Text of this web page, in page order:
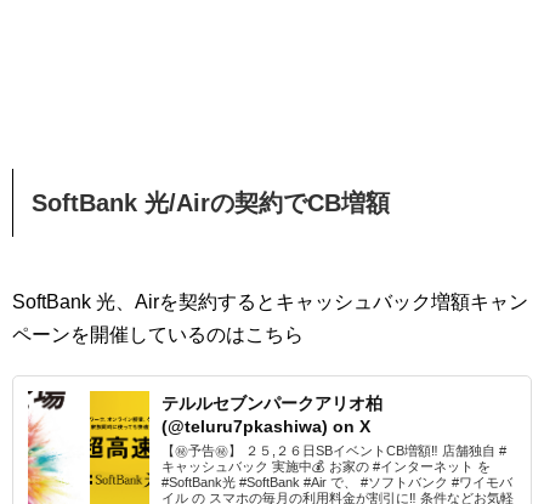
SoftBank 光/Airの契約でCB増額
SoftBank 光、Airを契約するとキャッシュバック増額キャン
ペーンを開催しているのはこちら
テルルセブンパークアリオ柏
(@teluru7pkashiwa) on X
【㊙予告㊙】 ２５,２６日SBイベントCB増額‼ 店舗独自 #
キャッシュバック 実施中💰 お家の #インターネット を
#SoftBank光 #SoftBank #Air で、 #ソフトバンク #ワイモバ
イル の スマホの毎月の利用料金が割引に‼ 条件などお気軽